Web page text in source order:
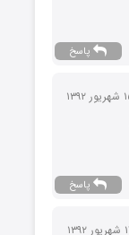
پاسخ
پاسخ